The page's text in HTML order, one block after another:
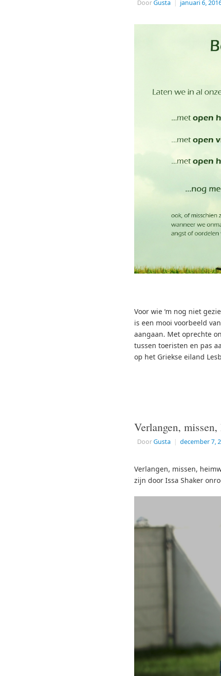
DoorGusta | januari 6,
Voor wie ‘m nog niet
is een mooi voorbeeld
aangaan. Met oprechte
tussen toeristen en pas
op het Griekse eiland
Verlangen, missen,
DoorGusta | december 7,
Verlangen, missen,
zijn door Issa Shaker